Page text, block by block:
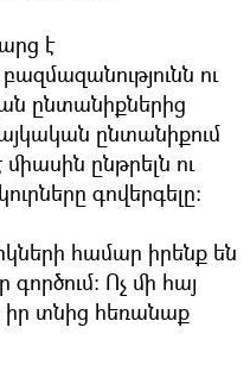
է
ու
ընտանիքներից
ընտանիքում
ընթրելն ու
գովերգելը:
համար իրենք են
Ոչ մի հայ
իր տնից հեռանաք